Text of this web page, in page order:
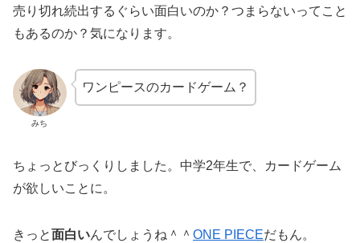
売り切れ続出するぐらい面白いのか？つまらないってこと
もあるのか？気になります。
みち
ワンピースのカードゲーム？
ちょっとびっくりしました。中学2年生で、カードゲーム
が欲しいことに。
きっと面白いんでしょうね＾＾ ONE PIECEだもん。